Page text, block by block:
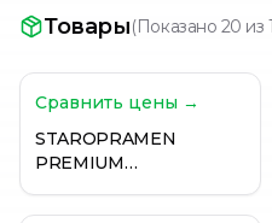
Товары(Показано 20 из
Сравнить цены →
STAROPRAMEN
PREMIUM
ПРЕМИУМ)Пиво
ПИВО BAKALAR PALE